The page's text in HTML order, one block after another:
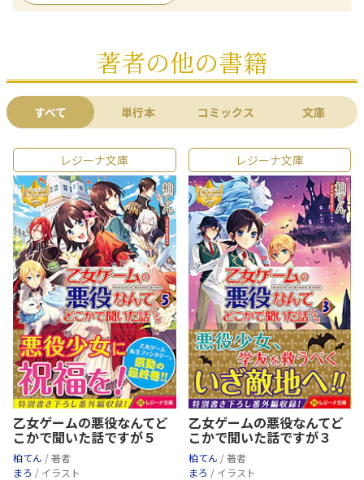
著者の他の書籍
すべて 単行本 コミックス 文庫
レジーナ文庫
乙女ゲームの悪役なんてど
こかで聞いた話ですが５
柏てん / 著者
まろ / イラスト
レジーナ文庫
乙女ゲームの悪役なんてど
こかで聞いた話ですが３
柏てん / 著者
まろ / イラスト